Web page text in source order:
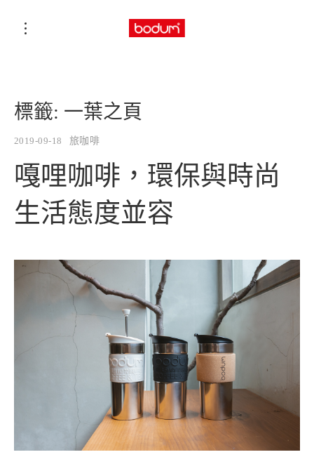
標籤: 一葉之頁
2019-09-18 旅咖啡
嘎哩咖啡，環保與時尚
生活態度並容